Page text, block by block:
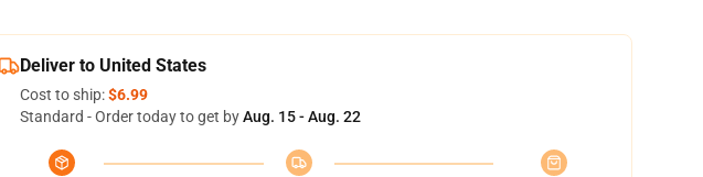
Deliver to United States
Cost to ship:$6.99
Standard - Order today to get byAug. 15 - Aug. 22